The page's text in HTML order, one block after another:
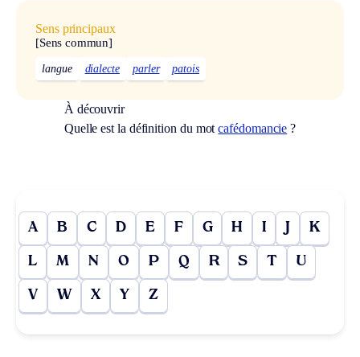
Sens principaux
[Sens commun]
langue dialecte parler patois
À découvrir
Quelle est la définition du motcafédomancie ?
A B C D E F G H I J K
L M N O P Q R S T U
V W X Y Z